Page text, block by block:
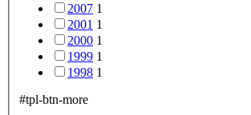
2007 1
2001 1
2000 1
1999 1
1998 1
#tpl-btn-more